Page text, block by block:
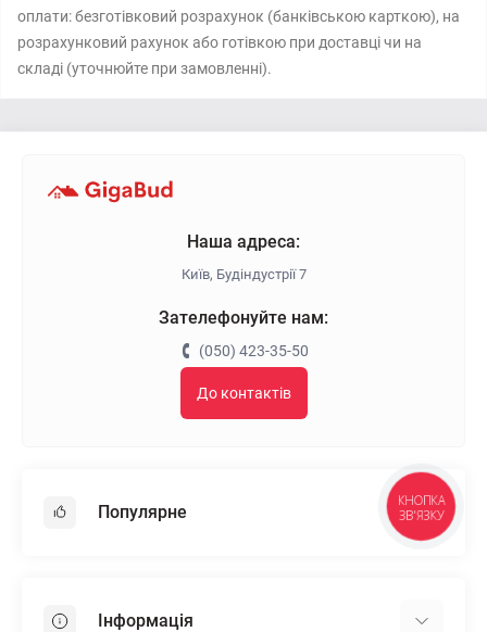
оплати: безготівковий розрахунок (банківською карткою), на
розрахунковий рахунок або готівкою при доставці чи на
складі (уточнюйте при замовленні).
Наша адреса:
Київ, Будіндустрії 7
Зателефонуйте нам:
(050) 423-35-50
До контактів
Популярне
Інформація
КНОПКА
ЗВ'ЯЗКУ